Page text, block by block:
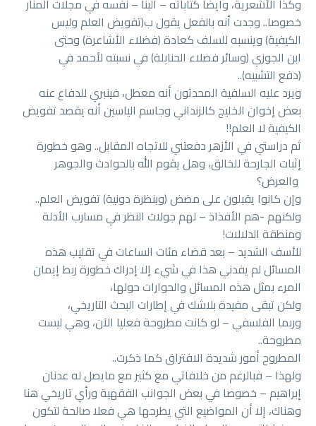
وكذا الأشعرية، وأيضا كتاباته – البنا – نفسه في مجلات المنار
خصوصا.. وجدت أنه بالفعل يقول ب(تفويض العلم وليس
الكيفية) وينسبه للسلف كعادة (فضلاء الأشاعرة) وحتى
ابن الجوزي (وسائر فضلاء الحنابلة) في نسبته لأحمد في
(دفع التشبيه)..
ويرد عليه السلفية المحدثون أنه معطل، فينبري للدفاع عنه
بعض إخوان الخليج كالزنداني وجاسم الياسين أنه يقصد تفويض
الكيفية لا العلم!!
ثم دراستي في الأزهر دفعتني للاتجاه المقابل.. وهو خطورة
إثبات الجارحة للخالق، وهل يقوم الله بالحوادث والجوهر
والعرض؟
وإن كانوا يقبلون على مضض (وبنظرة دونية) تفويض العلم..
ولكنهم -هم الأفذاذ – لهم جولات النظر في مسارب الأدلة
ومنطقة الدلالات!
للأسف الشديد – بعد قضاء مئات الساعات في تقليب هذه
المسائل لم يفدني هذا في شيء إلا إدراك خطورة ربط إيمان
المرء بمثل هذه المسائل والحوارات حولها،
ولكن تبقى مفيدة بلاشك في إطارات البحث التاريخي،
وربما الفلسفي – لو كانت مطروحة فعليا الآن، وهي ليست
مطروحة..
المطروح أمور شديدة الافتراق كما ذكرت..
ولهذا – فبالرغم من خلافاتي مع كثير مع مايصل له عدنان
إبراهيم – خصوصا في بعض الجوانب الفقهية ورأي تاريخي هنا
وهناك، إلا أن المواضيع التي يطرحها هي فعلا صالحة لتكون